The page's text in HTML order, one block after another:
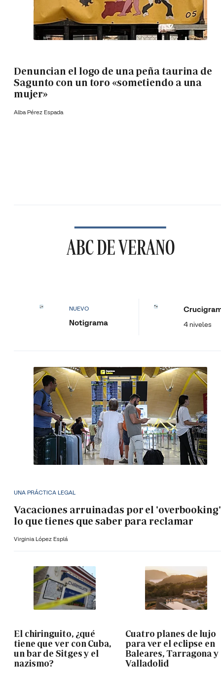
Denuncian el logo de una peña taurina de
Sagunto con un toro «sometiendo a una
mujer»
Alba Pérez Espada
ABC DE VERANO
NUEVO
Notigrama 4 niveles
UNA PRÁCTICA LEGAL
Vacaciones arruinadas por el
lo que tienes que saber para reclamar
Virginia López Esplá
El chiringuito, ¿qué
tiene que ver con Cuba,
un bar de Sitges y el
nazismo?
Cuatro planes de lujo
para ver el eclipse en
Baleares, Tarragona y
Valladolid